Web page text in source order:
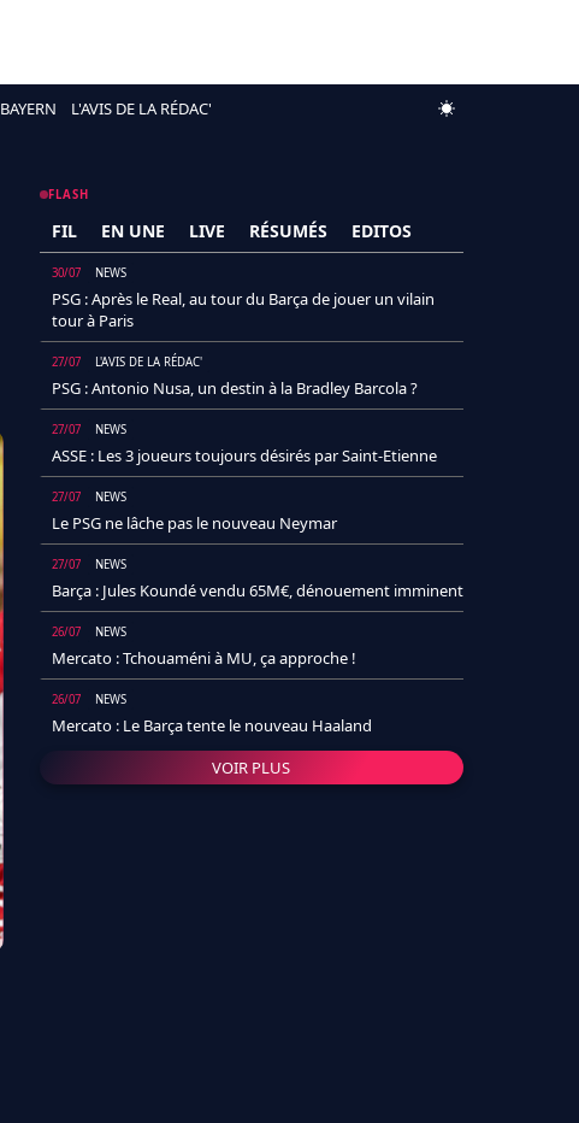
BAYERN L'AVIS DE LA RÉDAC'
FLASH
FIL EN UNE LIVE RÉSUMÉS EDITOS
30/07 NEWS
PSG : Après le Real, au tour du Barça de jouer un vilain
tour à Paris
27/07 L'AVIS DE LA RÉDAC'
PSG : Antonio Nusa, un destin à la Bradley Barcola ?
27/07 NEWS
ASSE : Les 3 joueurs toujours désirés par Saint-Etienne
27/07 NEWS
Le PSG ne lâche pas le nouveau Neymar
27/07 NEWS
Barça : Jules Koundé vendu 65M€, dénouement imminent
26/07 NEWS
Mercato : Tchouaméni à MU, ça approche !
26/07 NEWS
Mercato : Le Barça tente le nouveau Haaland
VOIR PLUS